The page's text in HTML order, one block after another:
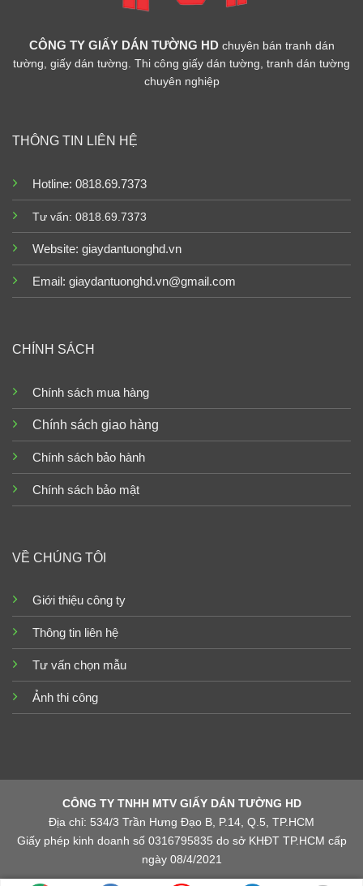
CÔNG TY GIẤY DÁN TƯỜNG HD chuyên bán tranh dán
tường, giấy dán tường. Thi công giấy dán tường, tranh dán tường
chuyên nghiệp
THÔNG TIN LIÊN HỆ
Hotline: 0818.69.7373
Tư vấn: 0818.69.7373
Website: giaydantuonghd.vn
Email: giaydantuonghd.vn@gmail.com
CHÍNH SÁCH
Chính sách mua hàng
Chính sách giao hàng
Chính sách bảo hành
Chính sách bảo mật
VỀ CHÚNG TÔI
Giới thiệu công ty
Thông tin liên hệ
Tư vấn chọn mẫu
Ảnh thi công
CÔNG TY TNHH MTV GIẤY DÁN TƯỜNG HD
Địa chỉ: 534/3 Trần Hưng Đạo B, P.14, Q.5, TP.HCM
Giấy phép kinh doanh số 0316795835 do sở KHĐT TP.HCM cấp
ngày 08/4/2021